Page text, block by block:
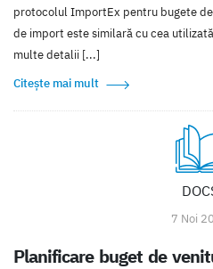
protocolul ImportEx pentru bugete
de import este similară cu cea
multe detalii [...]
Citește mai mult
7 Noi
Planificare buget de